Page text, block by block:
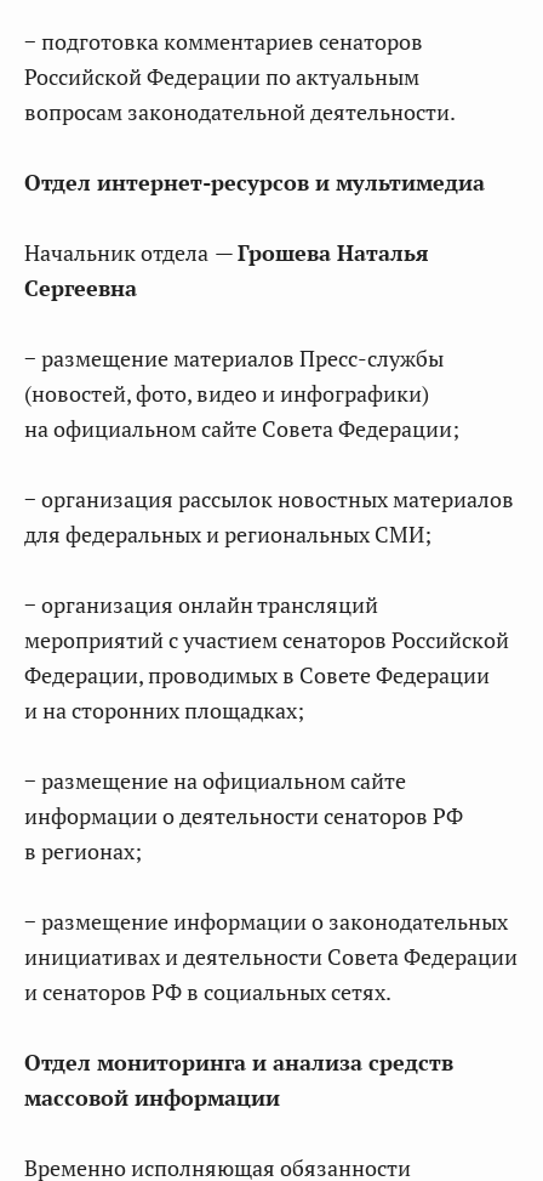
− подготовка комментариев сенаторов
Российской Федерации по актуальным
вопросам законодательной деятельности.
Отдел интернет-ресурсов и мультимедиа
Начальник отдела —Грошева Наталья
Сергеевна
− размещение материалов Пресс-службы
(новостей, фото, видео и инфографики)
на официальном сайте Совета Федерации;
− организация рассылок новостных материалов
для федеральных и региональных СМИ;
− организация онлайн трансляций
мероприятий с участием сенаторов Российской
Федерации, проводимых в Совете Федерации
и на сторонних площадках;
− размещение на официальном сайте
информации о деятельности сенаторов РФ
в регионах;
− размещение информации о законодательных
инициативах и деятельности Совета Федерации
и сенаторов РФ в социальных сетях.
Отдел мониторинга и анализа средств
массовой информации
Временно исполняющая обязанности